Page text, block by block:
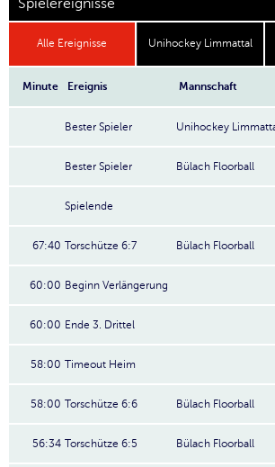
Spielereignisse
Alle Ereignisse Unihockey Limmattal
Minute Ereignis Mannschaft
Bester Spieler Unihockey
Bester Spieler Bülach Floorball
Spielende
67:40 Torschütze 6:7 Bülach Floorball
60:00 Beginn Verlängerung
60:00 Ende 3. Drittel
58:00 Timeout Heim
58:00 Torschütze 6:6 Bülach Floorball
56:34 Torschütze 6:5 Bülach Floorball